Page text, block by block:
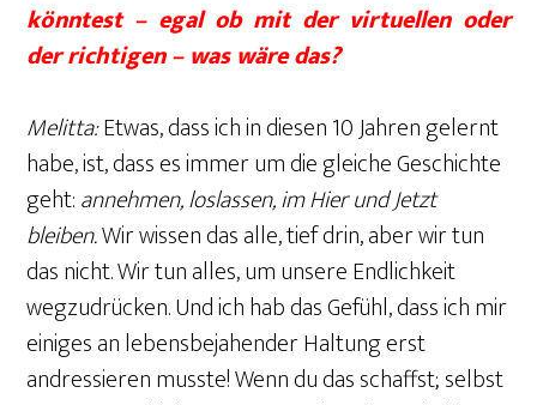
könntest – egal ob mit der virtuellen oder
der richtigen – was wäre das?
Melitta:Etwas, dass ich in diesen 10 Jahren gelernt
habe, ist, dass es immer um die gleiche Geschichte
geht:annehmen, loslassen, im Hier und Jetzt
bleiben.Wir wissen das alle, tief drin, aber wir tun
das nicht. Wir tun alles, um unsere Endlichkeit
wegzudrücken. Und ich hab das Gefühl, dass ich mir
einiges an lebensbejahender Haltung erst
andressieren musste! Wenn du das schaffst; selbst